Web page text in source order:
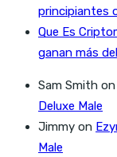
principiantes
Que Es
ganan más
Sam Smith on
Deluxe Male
Jimmy on
Male